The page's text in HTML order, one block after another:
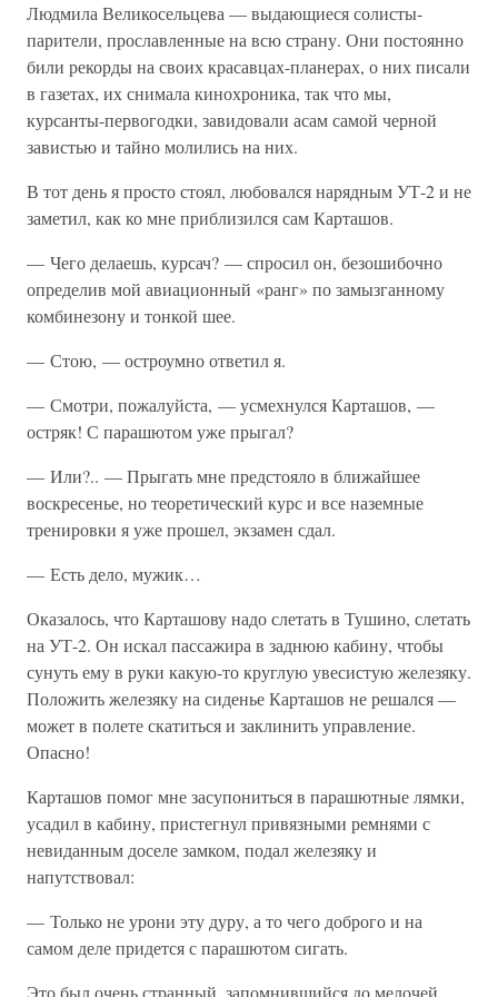
Людмила Великосельцева — выдающиеся солисты-
парители, прославленные на всю страну. Они постоянно
били рекорды на своих красавцах-планерах, о них писали
в газетах, их снимала кинохроника, так что мы,
курсанты-первогодки, завидовали асам самой черной
завистью и тайно молились на них.
В тот день я просто стоял, любовался нарядным УТ-2 и не
заметил, как ко мне приблизился сам Карташов.
— Чего делаешь, курсач? — спросил он, безошибочно
определив мой авиационный «ранг» по замызганному
комбинезону и тонкой шее.
— Стою, — остроумно ответил я.
— Смотри, пожалуйста, — усмехнулся Карташов, —
остряк! С парашютом уже прыгал?
— Или?.. — Прыгать мне предстояло в ближайшее
воскресенье, но теоретический курс и все наземные
тренировки я уже прошел, экзамен сдал.
— Есть дело, мужик…
Оказалось, что Карташову надо слетать в Тушино, слетать
на УТ-2. Он искал пассажира в заднюю кабину, чтобы
сунуть ему в руки какую-то круглую увесистую железяку.
Положить железяку на сиденье Карташов не решался —
может в полете скатиться и заклинить управление.
Опасно!
Карташов помог мне засупониться в парашютные лямки,
усадил в кабину, пристегнул привязными ремнями с
невиданным доселе замком, подал железяку и
напутствовал:
— Только не урони эту дуру, а то чего доброго и на
самом деле придется с парашютом сигать.
Это был очень странный, запомнившийся до мелочей